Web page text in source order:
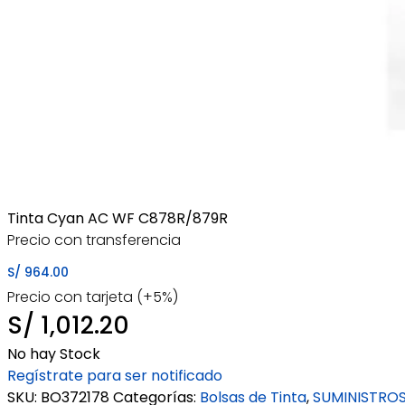
Tinta Cyan AC WF C878R/879R
Precio con transferencia
S/ 964.00
Precio con tarjeta (+5%)
S/ 1,012.20
No hay Stock
Regístrate para ser notificado
SKU: BO372178Categorías: Bolsas de Tinta,